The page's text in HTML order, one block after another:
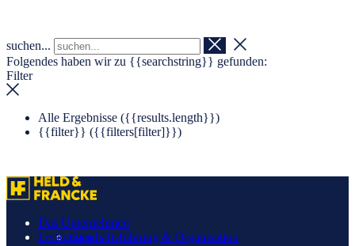
suchen...
Folgendes haben wir zu {{searchstring}} gefunden:
Filter
Alle Ergebnisse ({{results.length}})
{{filter}} ({{filters[filter]}})
Das Unternehmen
Geschäftsführung & Organisation
Leistungen